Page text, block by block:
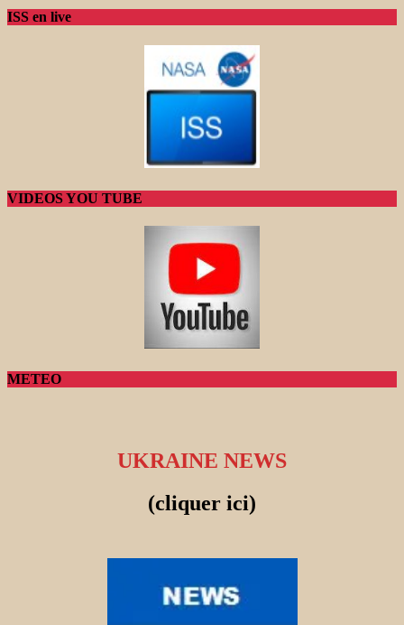
ISS en live
VIDEOS YOU TUBE
METEO
UKRAINE NEWS
(cliquer ici)